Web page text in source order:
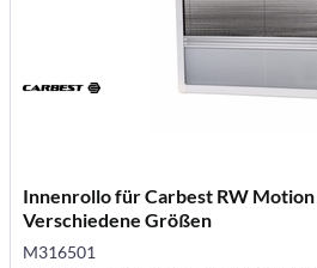
Innenrollo für Carbest RW Motion
Verschiedene Größen
M316501